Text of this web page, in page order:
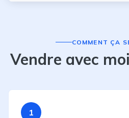
COMMENT ÇA
Vendre avec
1